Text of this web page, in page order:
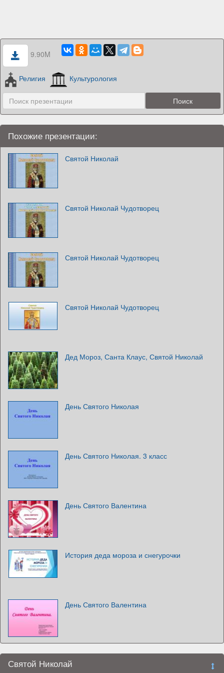
9.90M
Религия Культурология
Похожие презентации:
Святой Николай
Святой Николай Чудотворец
Святой Николай Чудотворец
Святой Николай Чудотворец
Дед Мороз, Санта Клаус, Святой Николай
День Святого Николая
День Святого Николая. 3 класс
День Святого Валентина
История деда мороза и снегурочки
День Святого Валентина
Святой Николай